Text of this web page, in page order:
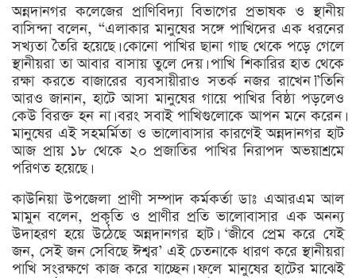
অন্নদানগর কলেজের প্রাণিবিদ্যা বিভাগের প্রভাষক ও স্থানীয়
বাসিন্দা বলেন, “এলাকার মানুষের সঙ্গে পাখিদের এক ধরনের
সখ্যতা তৈরি হয়েছে। কোনো পাখির ছানা গাছ থেকে পড়ে গেলে
স্থানীয়রা তা আবার বাসায় তুলে দেয়। পাখি শিকারির হাত থেকে
রক্ষা করতে বাজারের ব্যবসায়ীরাও সতর্ক নজর রাখেন।”তিনি
আরও জানান, হাটে আসা মানুষের গায়ে পাখির বিষ্ঠা পড়লেও
কেউ বিরক্ত হন না। বরং সবাই পাখিগুলোকে আপন মনে করেন।
মানুষের এই সহমর্মিতা ও ভালোবাসার কারণেই অন্নদানগর হাট
আজ প্রায় ১৮ থেকে ২০ প্রজাতির পাখির নিরাপদ অভয়াশ্রমে
পরিণত হয়েছে।
কাউনিয়া উপজেলা প্রাণী সম্পাদ কর্মকর্তা ডাঃ এআরএম আল
মামুন বলেন, প্রকৃতি ও প্রাণীর প্রতি ভালোবাসার এক অনন্য
উদাহরণ হয়ে উঠেছে অন্নদানগর হাট। ‘জীবে প্রেম করে যেই
জন, সেই জন সেবিছে ঈশ্বর’ এই চেতনাকে ধারণ করে স্থানীয়রা
পাখি সংরক্ষণে কাজ করে যাচ্ছেন। ফলে মানুষের হাটের মাঝেই